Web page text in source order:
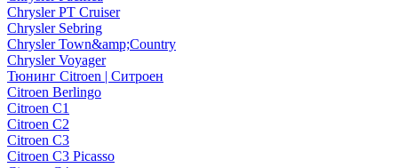
Chrysler PT Cruiser
Chrysler Sebring
Chrysler Town&amp;Country
Chrysler Voyager
Тюнинг Citroen | Ситроен
Citroen Berlingo
Citroen C1
Citroen C2
Citroen C3
Citroen C3 Picasso